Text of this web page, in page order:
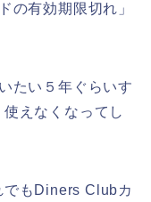
の有効期限切れ」
たい５年ぐらいす
えなくなってし
でもDiners Clubカ